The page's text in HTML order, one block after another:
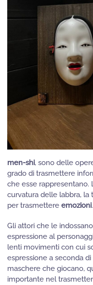
men-shi, sono delle
grado di trasmettere
che esse rappresentano.
curvatura delle labbra,
per trasmettere emozioni.
Gli attori che le
espressione al
lenti movimenti con cui
espressione a seconda
maschere che giocano,
importante nel